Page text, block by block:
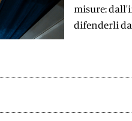
misure:
difenderli da